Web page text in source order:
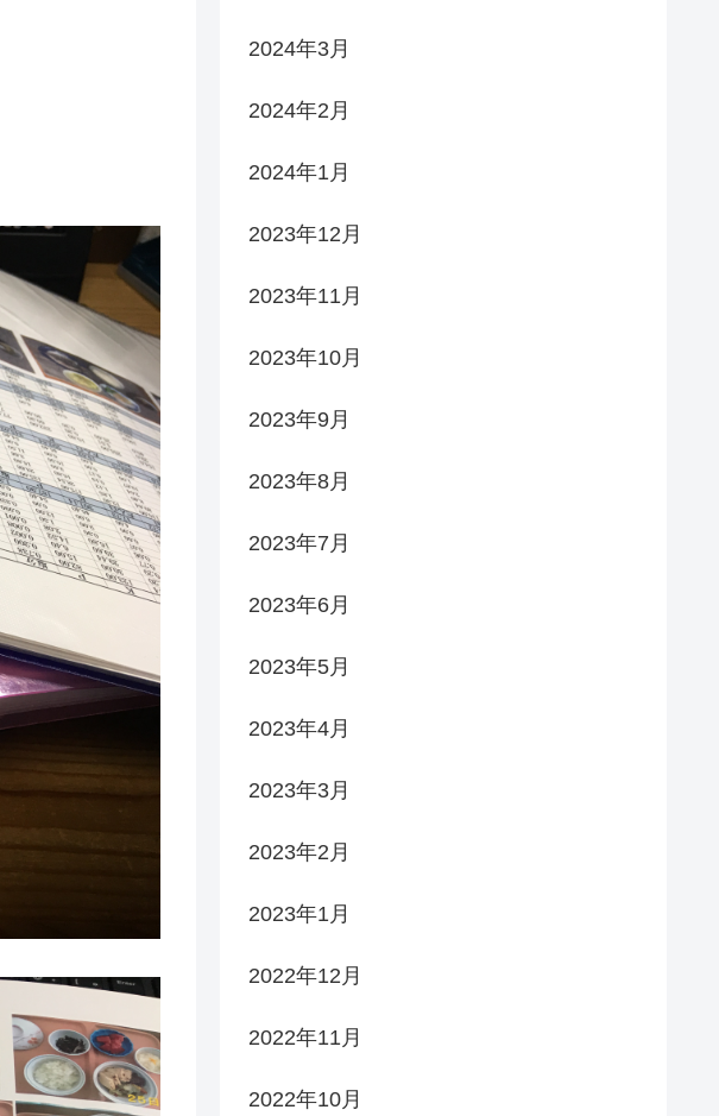
2024年3月
2024年2月
2024年1月
2023年12月
2023年11月
2023年10月
2023年9月
2023年8月
2023年7月
2023年6月
2023年5月
2023年4月
2023年3月
2023年2月
2023年1月
2022年12月
2022年11月
2022年10月